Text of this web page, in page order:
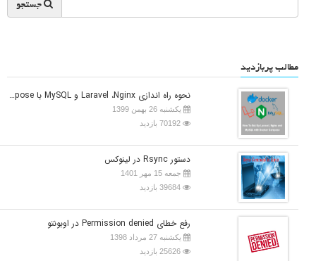
جستجو
مطالب پربازدید
نحوه راه اندازی Laravel ،Nginx و MySQL با Docker Compose
یکشنبه 26 بهمن 1399
70192 بازدید
دستور Rsync در لینوکس
جمعه 15 مهر 1401
39684 بازدید
رفع خطای Permission denied در اوبونتو
یکشنبه 27 مرداد 1398
25626 بازدید